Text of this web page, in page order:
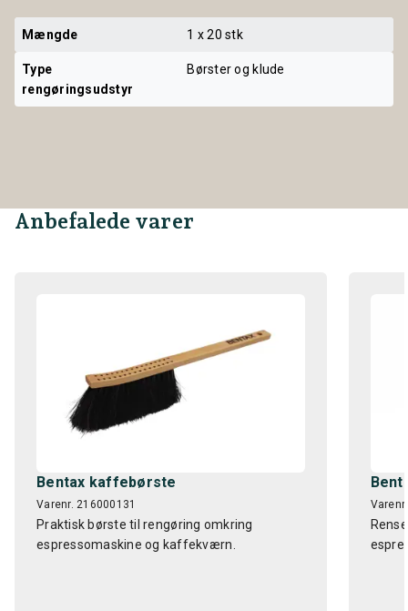
Mængde 1 x 20 stk
Type
rengøringsudstyr
Børster og klude
Anbefalede varer
Bentax kaffebørste
Varenr. 216000131
Praktisk børste til rengøring omkring
espressomaskine og kaffekværn.